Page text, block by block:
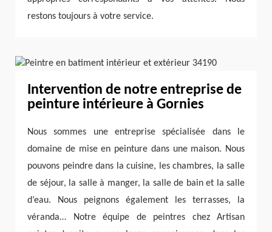
restons toujours à votre service.
Intervention de notre entreprise de
peinture intérieure à Gornies
Nous sommes une entreprise spécialisée dans le
domaine de mise en peinture dans une maison. Nous
pouvons peindre dans la cuisine, les chambres, la salle
de séjour, la salle à manger, la salle de bain et la salle
d’eau. Nous peignons également les terrasses, la
véranda… Notre équipe de peintres chez Artisan